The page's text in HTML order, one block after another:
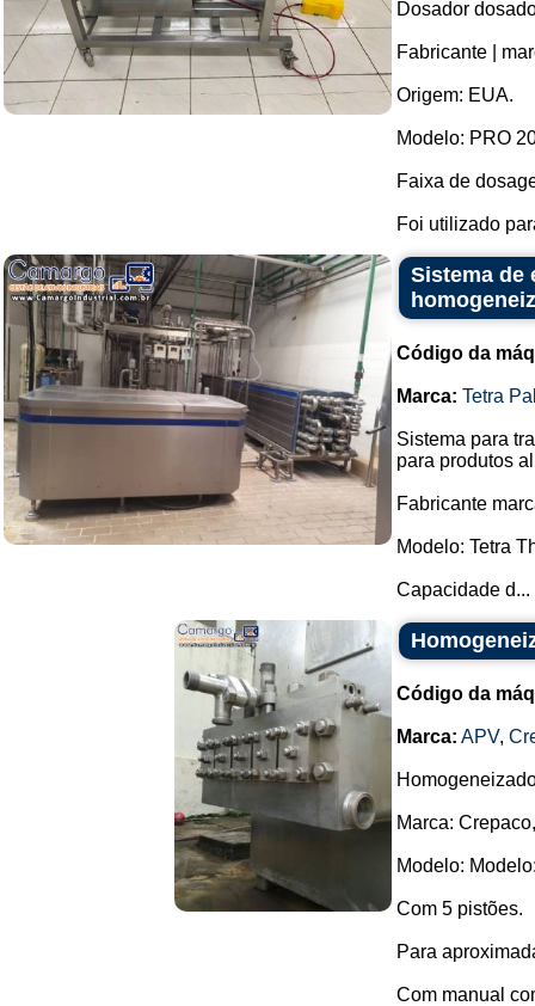
Dosador
Fabricante |
Origem: EUA.
Modelo: PRO
Faixa de
Foi utilizado
Sistema de
Código da
Marca: Tetra
Sistema para
para produtos
Fabricante
Modelo: Tetra
Capacidade d...
Código da
Marca: APV,
Marca:
Modelo:
Com 5 pistões.
Para
Com manual